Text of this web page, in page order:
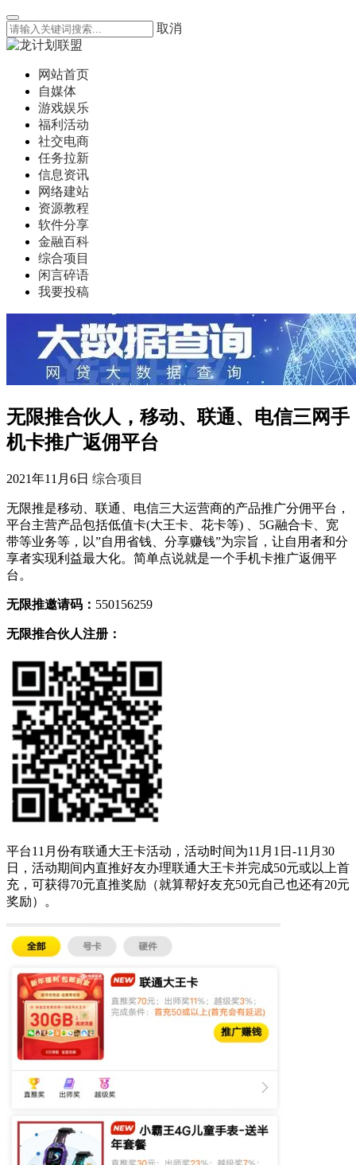
取消
网站首页
自媒体
游戏娱乐
福利活动
社交电商
任务拉新
信息资讯
网络建站
资源教程
软件分享
金融百科
综合项目
闲言碎语
我要投稿
无限推合伙人，移动、联通、电信三网手
机卡推广返佣平台
2021年11月6日 综合项目
无限推是移动、联通、电信三大运营商的产品推广分佣平台，
平台主营产品包括低值卡(大王卡、花卡等) 、5G融合卡、宽
带等业务等，以”自用省钱、分享赚钱”为宗旨，让自用者和分
享者实现利益最大化。简单点说就是一个手机卡推广返佣平
台。
无限推邀请码： 550156259
无限推合伙人注册：
平台11月份有联通大王卡活动，活动时间为11月1日-11月30
日，活动期间内直推好友办理联通大王卡并完成50元或以上首
充，可获得70元直推奖励（就算帮好友充50元自己也还有20元
奖励）。